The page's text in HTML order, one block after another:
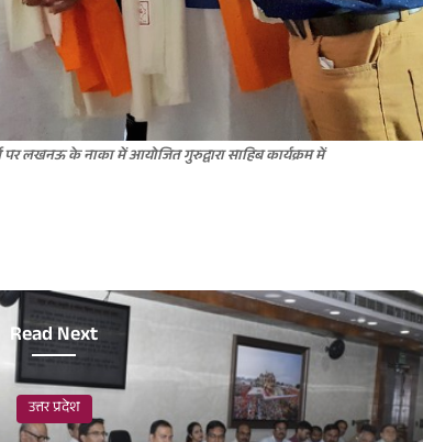
पर लखनऊ के नाका में आयोजित गुरुद्वारा साहिब कार्यक्रम में
Read Next
उत्तर प्रदेश